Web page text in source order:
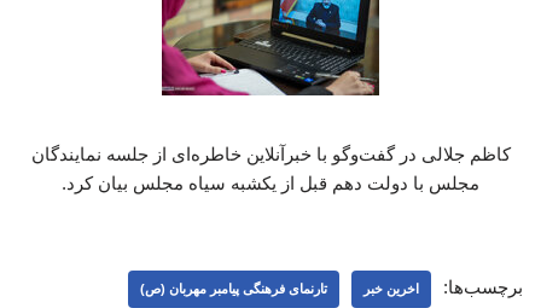
کاظم جلالی در گفت‌وگو با خبرآنلاین خاطره‌ای از جلسه نمایندگان
مجلس با دولت دهم قبل از یکشبه سیاه مجلس بیان کرد.
برچسب‌ها: اخرین خبر تارنمای فرهنگی پیامبر مهربان (ص)